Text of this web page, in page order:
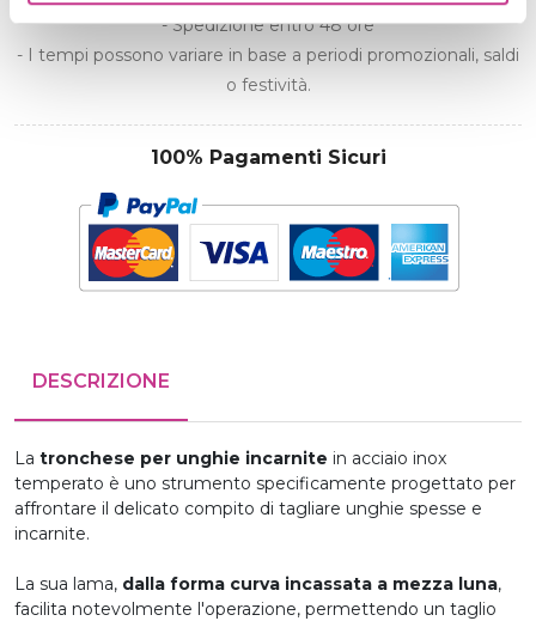
- Spedizione entro 48 ore
- I tempi possono variare in base a periodi promozionali, saldi
o festività.
100% Pagamenti Sicuri
DESCRIZIONE
La tronchese per unghie incarnite in acciaio inox
temperato è uno strumento specificamente progettato per
affrontare il delicato compito di tagliare unghie spesse e
incarnite.
La sua lama, dalla forma curva incassata a mezza luna,
facilita notevolmente l'operazione, permettendo un taglio